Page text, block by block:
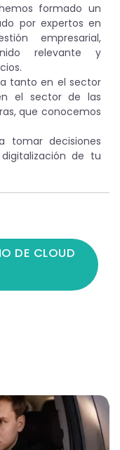
formado un
por expertos en
empresarial,
relevante y
tanto en el sector
el sector de las
que conocemos
tomar decisiones
de tu
DE CLOUD